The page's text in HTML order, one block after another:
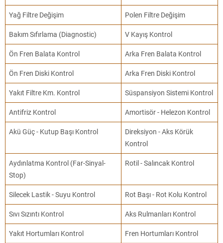
Yağ Filtre Değişim Polen Filtre Değişim
Bakım Sıfırlama (Diagnostic) V Kayış Kontrol
Ön Fren Balata Kontrol Arka Fren Balata Kontrol
Ön Fren Diski Kontrol Arka Fren Diski Kontrol
Yakıt Filtre Km. Kontrol Süspansiyon Sistemi Kontrol
Antifriz Kontrol Amortisör - Helezon Kontrol
Akü Güç - Kutup Başı Kontrol
Direksiyon - Aks Körük
Kontrol
Aydınlatma Kontrol (Far-Sinyal-
Stop)
Rotil - Salıncak Kontrol
Silecek Lastik - Suyu Kontrol Rot Başı - Rot Kolu Kontrol
Sıvı Sızıntı Kontrol Aks Rulmanları Kontrol
Yakıt Hortumları Kontrol Fren Hortumları Kontrol